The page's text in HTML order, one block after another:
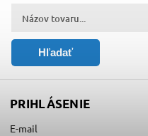
Hľadať
PRIHLÁSENIE
E-mail